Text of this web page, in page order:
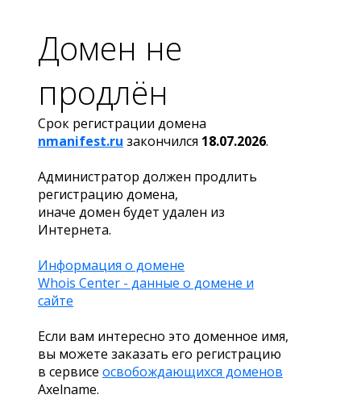
Домен не
продлён
Срок регистрации домена
nmanifest.ru закончился 18.07.2026.
Администратор должен продлить
регистрацию домена,
иначе домен будет удален из
Интернета.
Информация о домене
Whois Center - данные о домене и
сайте
Если вам интересно это доменное имя,
вы можете заказать его регистрацию
в сервисе освобождающихся доменов
Axelname.